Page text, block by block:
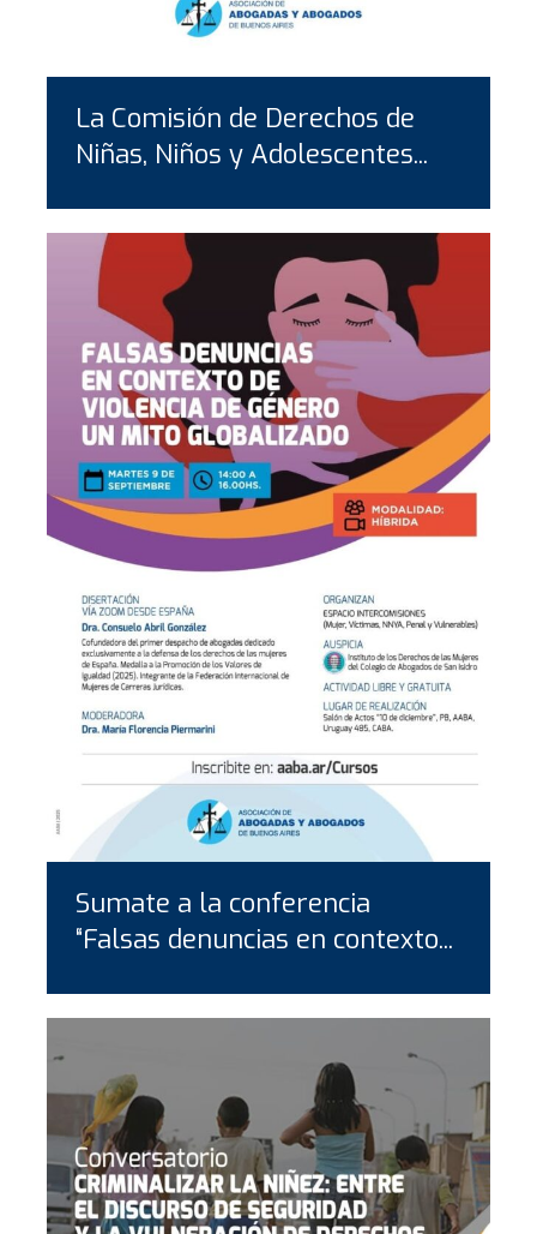
La Comisión de Derechos de
Niñas, Niños y Adolescentes...
Sumate a la conferencia
“Falsas denuncias en contexto...